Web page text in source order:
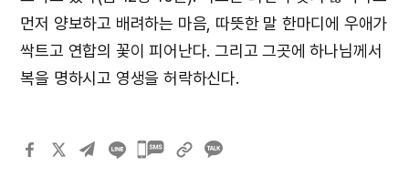
먼저 양보하고 배려하는 마음, 따뜻한 말 한마디에 우애가
싹트고 연합의 꽃이 피어난다. 그리고 그곳에 하나님께서
복을 명하시고 영생을 허락하신다.
카카오톡